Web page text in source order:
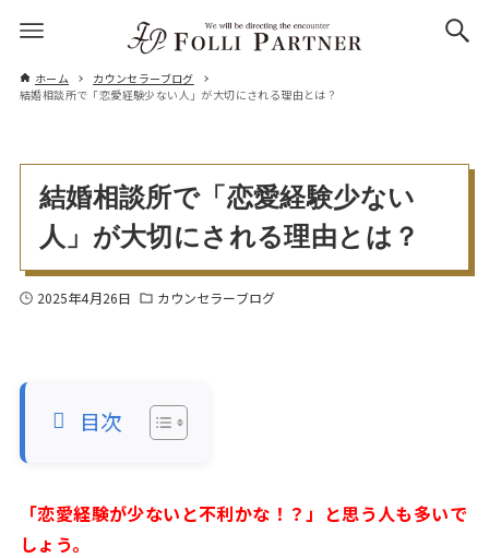
ホーム
カウンセラーブログ
結婚相談所で「恋愛経験少ない人」が大切にされる理由とは？
結婚相談所で「恋愛経験少ない
人」が大切にされる理由とは？
2025年4月26日 カウンセラーブログ
目次
「恋愛経験が少ないと不利かな！？」と思う人も多いで
しょう。